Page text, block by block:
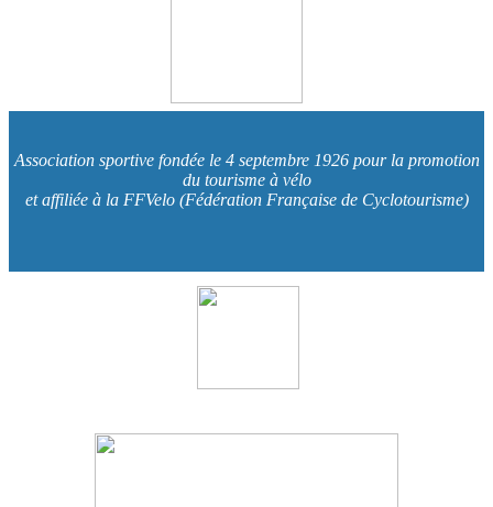
Association sportive fondée le 4 septembre 1926 pour la promotion
du tourisme à vélo
et affiliée à la FFVelo (Fédération Française de Cyclotourisme)